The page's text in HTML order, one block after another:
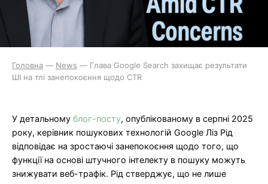
Головна — News — Глава Google Search захищає результати
ШІ на тлі занепокоєння щодо CTR
У детальному блог-посту, опублікованому в серпні 2025
року, керівник пошукових технологій Google Ліз Рід
відповідає на зростаючі занепокоєння щодо того, що
функції на основі штучного інтелекту в пошуку можуть
знижувати веб-трафік. Рід стверджує, що не лише